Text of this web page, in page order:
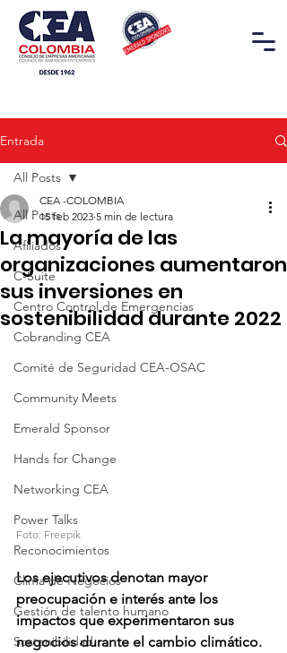
Entrada
All Posts
Afiliados
C-Suite
Centro Control de Emergencias
Cobranding CEA
Comité de Seguridad CEA-OSAC
Community Meets
Emerald Sponsor
Hands for Change
Networking CEA
Power Talks
Reconocimientos
Clima de Negocios
Gestión de talento humano
Sostenibilidad
All Posts
La mayoría de las
organizaciones aumentaron
sus inversiones en
sostenibilidad durante 2022
CEA -COLOMBIA
15 feb 2023 5 min de lectura
Foto: Freepik
Los ejecutivos denotan mayor
preocupación e interés ante los
impactos que experimentaron sus
negocios durante el cambio climático.